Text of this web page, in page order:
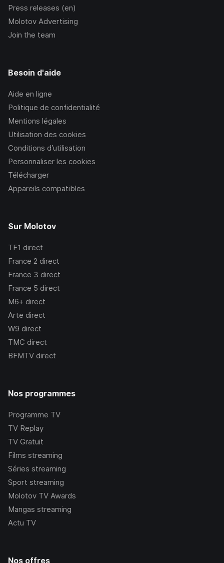
Press releases (en)
Molotov Advertising
Join the team
Besoin d'aide
Aide en ligne
Politique de confidentialité
Mentions légales
Utilisation des cookies
Conditions d’utilisation
Personnaliser les cookies
Télécharger
Appareils compatibles
Sur Molotov
TF1 direct
France 2 direct
France 3 direct
France 5 direct
M6+ direct
Arte direct
W9 direct
TMC direct
BFMTV direct
Nos programmes
Programme TV
TV Replay
TV Gratuit
Films streaming
Séries streaming
Sport streaming
Molotov TV Awards
Mangas streaming
Actu TV
Nos offres